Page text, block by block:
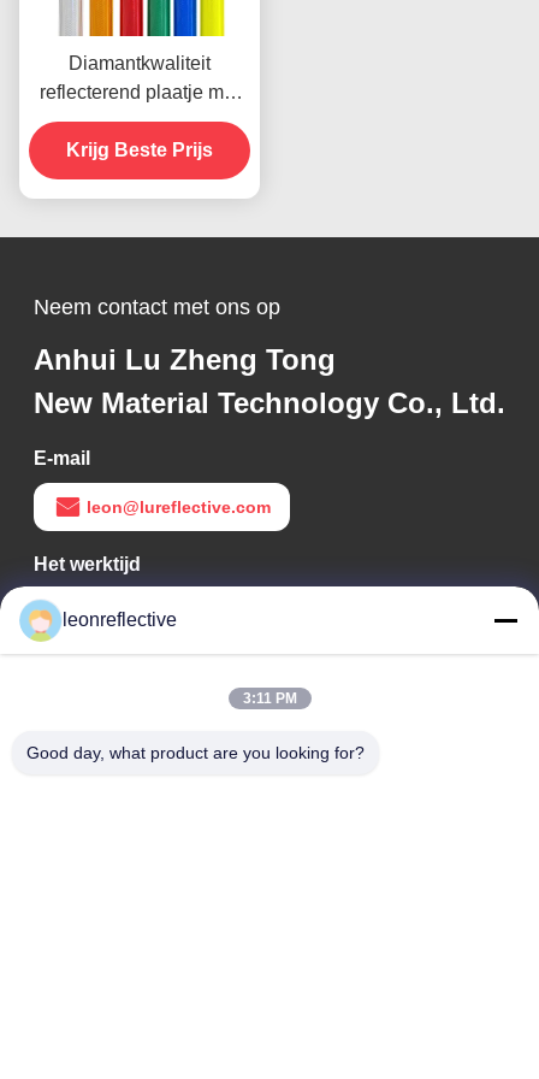
Diamantkwaliteit
reflecterend plaatje met
microprismatische
technologie voor 10 jaar
levensduur
Krijg Beste Prijs
Neem contact met ons op
Anhui Lu Zheng Tong
New Material Technology Co., Ltd.
E-mail
leon@lureflective.com
Het werktijd
9:00-18:00
Ons adres
Technology Park, High-tech Zone, Hefei, Anhui, China
leonreflective
3:11 PM
Good day, what product are you looking for?